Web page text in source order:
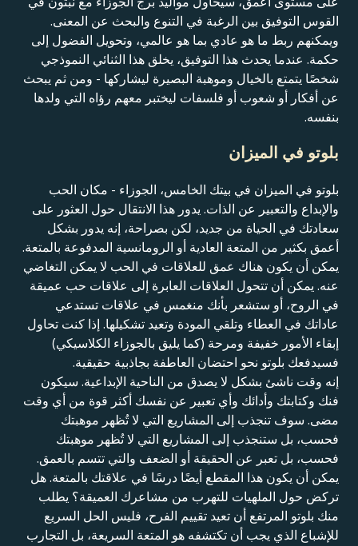
القوس التوفيق بين الرغبة في التنوع والبحث عن المعنى.
ويمكنهم ربط ما هو عادي بما هو عالمي، وتحويل الفضول إلى
حكمة. عندما يحدث هذا التوفيق، يخلق هذا الثنائي النموذجي
شخصًا يتمتع بالخيال وموهبة البصيرة ليشاركها - ومن ثم يبحث
عن أفكار أو شعوب أو فلسفات ليختبر معهم رؤاه التي ولدها
بنفسه.
بلوتو في الميزان
بلوتو في الميزان في بيتك الخامس، الجوزاء - مكان الحب
والإبداع والتعبير عن الذات. يدور هذا الانتقال حول العثور على
سعادتك في الحياة من جديد، لكن بصراحة، إنه يدور بشكل
أعمق بكثير من المتعة العادية أو الرومانسية المدفوعة بالمتعة.
يمكن أن يكون هناك عمق للعلاقات في الحب لا يمكن التغاضي
عنه. يمكن أن تتحول العلاقات العابرة إلى علاقات حب عميقة
في الروح، أو ستشعر بأنك منغمس في علاقات تستدعي
عاداتك في العطاء وتلقي المودة وتعيد تشكيلها. إذا كنت تحاول
إبقاء الأمور خفيفة ومرحة (كما يليق بالجوزاء الكلاسيكي)
فسيدفعك بلوتو نحو احتضان العاطفة بجاذبية حقيقية.
إنه وقت ناشئ بشكل لا يصدق من الناحية الإبداعية. سيكون
فنك وكتابتك وأدائك وأي تعبير عن نفسك أكثر قوة من أي وقت
مضى. سوف تنجذب إلى المشاريع التي لا تُظهر موهبتك
فحسب، بل ستنجذب إلى المشاريع التي لا تُظهر موهبتك
فحسب، بل تعبر عن الحقيقة أو الضعف والتي تتسم بالعمق.
يمكن أن يكون هذا المقطع أيضًا درسًا في علاقتك بالمتعة. هل
تركض حول الملهيات للتهرب من مشاعرك العميقة؟ يطلب
منك بلوتو المرتفع أن تعيد تقييم الفرح، فليس الحل السريع
للإشباع الذي يجب أن تكتشفه هو المتعة السريعة، بل التجارب